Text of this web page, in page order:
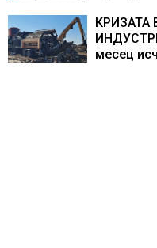
резултати
КРИЗАТА
месец